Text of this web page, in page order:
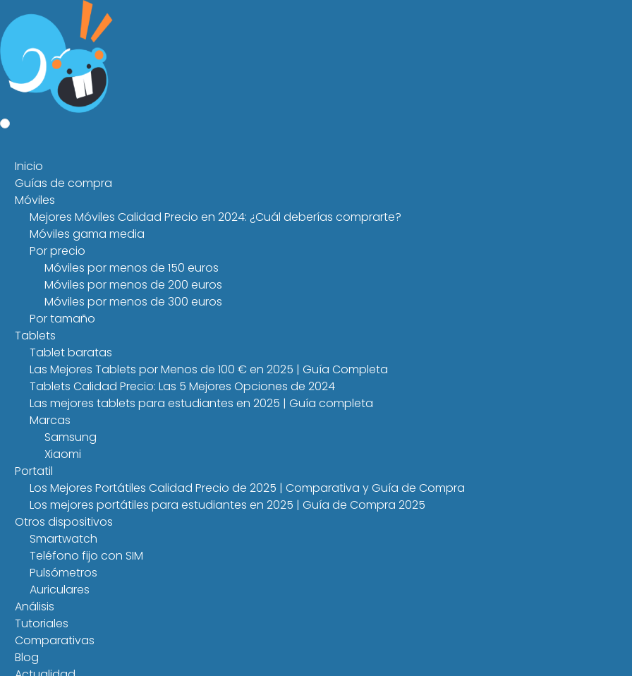
Inicio
Guías de compra
Móviles
Mejores Móviles Calidad Precio en 2024: ¿Cuál deberías comprarte?
Móviles gama media
Por precio
Móviles por menos de 150 euros
Móviles por menos de 200 euros
Móviles por menos de 300 euros
Por tamaño
Tablets
Tablet baratas
Las Mejores Tablets por Menos de 100 € en 2025 | Guía Completa
Tablets Calidad Precio: Las 5 Mejores Opciones de 2024
Las mejores tablets para estudiantes en 2025 | Guía completa
Marcas
Samsung
Xiaomi
Portatil
Los Mejores Portátiles Calidad Precio de 2025 | Comparativa y Guía de Compra
Los mejores portátiles para estudiantes en 2025 | Guía de Compra 2025
Otros dispositivos
Smartwatch
Teléfono fijo con SIM
Pulsómetros
Auriculares
Análisis
Tutoriales
Comparativas
Blog